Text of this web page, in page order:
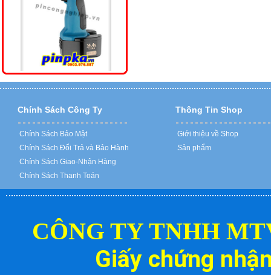
Thay Cell Pin Máy Khoan HongYu
(Volt, Ampe)
Liên hệ
Thay Cell Pin Máy Khoan Rita
Chính Sách Công Ty
Chính Sách Bảo Mật
Chính Sách Đổi Trả và Bảo Hành
Chính Sách Giao-Nhận Hàng
Chính Sách Thanh Toán
Thông Tin Shop
Giới thiệu về Shop
Sản phẩm
CÔNG TY TNHH
Giấy chứng